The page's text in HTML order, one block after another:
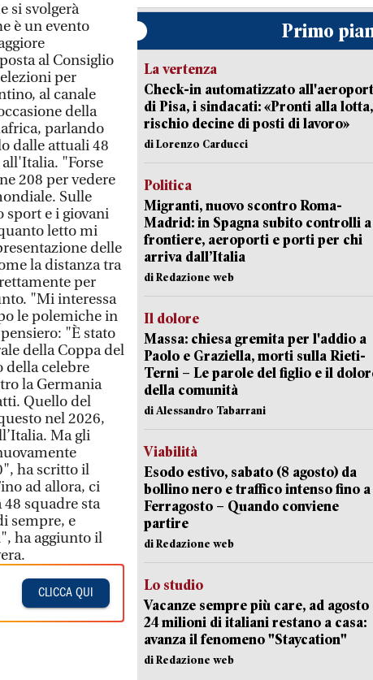
si svolgerà
è un evento
al Consiglio
per
al canale
della
parlando
dalle attuali 48
"Forse
208 per vedere
Sulle
e i giovani
letto mi
delle
la distanza tra
per
"Mi interessa
le polemiche in
"È stato
della Coppa del
della celebre
la Germania
Quello del
nel 2026,
Ma gli
ha scritto il
ad allora, ci
squadre sta
sempre, e
ha aggiunto il
CLICCA QUI
Primo
La vertenza
Check-in automatizzato
di Pisa, i sindacati: «Pronti alla
rischio decine di posti di lavoro»
di Lorenzo Carducci
Politica
Migranti, nuovo scontro Roma-
Madrid: in Spagna subito controlli a
frontiere, aeroporti e porti per chi
arriva dall’Italia
di Redazione web
Il dolore
Massa: chiesa gremita per l'addio a
Paolo e Graziella, morti sulla Rieti-
Terni – Le parole del figlio e il
della comunità
di Alessandro Tabarrani
Viabilità
Esodo estivo, sabato (8 agosto) da
bollino nero e traffico intenso fino a
Ferragosto – Quando conviene
partire
di Redazione web
Lo studio
Vacanze sempre più care, ad agosto
24 milioni di italiani restano a casa:
avanza il fenomeno "Staycation"
di Redazione web